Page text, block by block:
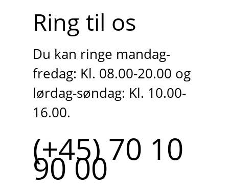
Ring til os
Du kan ringe mandag-
fredag: Kl. 08.00-20.00 og
lørdag-søndag: Kl. 10.00-
16.00.
(+45) 70 10
90 00